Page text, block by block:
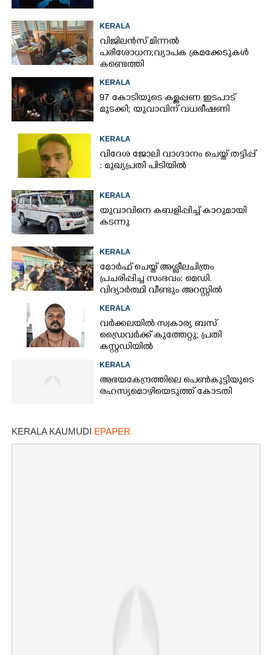
KERALA
വിജിലൻസ് മിന്നൽ
പരിശോധന; വ്യാപക ക്രമക്കേടുകൾ
കണ്ടെത്തി
KERALA
97 കോടിയുടെ കള്ളപ്പണ ഇടപാട്
മുടക്കി; യുവാവിന് വധഭീഷണി
KERALA
വിദേശ ജോലി വാഗ്ദാനം ചെയ്ത് തട്ടിപ്പ്
: മുഖ്യപ്രതി പിടിയിൽ
KERALA
യുവാവിനെ കബളിപ്പിച്ച് കാറുമായി
കടന്നു
KERALA
മോർഫ് ചെയ്ത് അശ്ലീലചിത്രം
പ്രചരിപ്പിച്ച സംഭവം: മെഡി.
വിദ്യാർത്ഥി വീണ്ടും അറസ്റ്റിൽ
KERALA
വർക്കലയിൽ സ്വകാര്യ ബസ്
ഡ്രൈവർക്ക് കുത്തേറ്റു; പ്രതി
കസ്റ്റഡിയിൽ
KERALA
അഭയകേന്ദ്രത്തിലെ പെൺകുട്ടിയുടെ
രഹസ്യമൊഴിയെടുത്ത് കോടതി
KERALA KAUMUDI EPAPER